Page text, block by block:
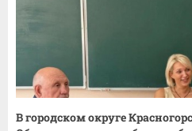
В городском округе